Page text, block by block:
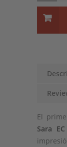
El
Sara EC